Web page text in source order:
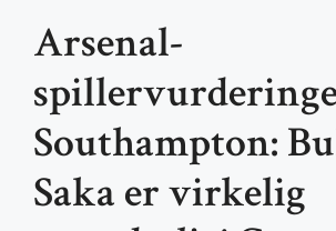
Arsenal-
Southampton:
Saka er virkelig